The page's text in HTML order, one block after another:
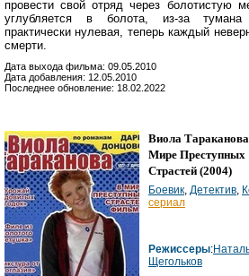
провести свой отряд через болотистую
углубляется в болота, из-за тумана
практически нулевая, теперь каждый
смерти.
Дата выхода фильма: 09.05.2010
Дата добавления: 12.05.2010
Последнее обновление: 18.02.2022
Виола
Мире Преступных
Страстей (2004)
Боевик, Детектив,
сериал
Режиссеры:
Щегольков